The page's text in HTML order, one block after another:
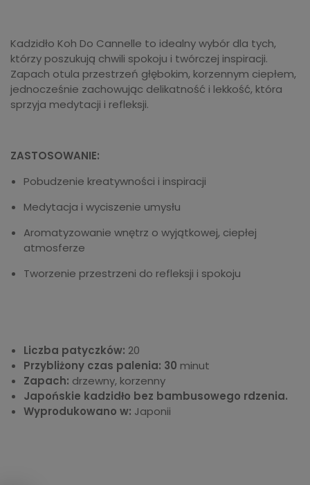
Kadzidło Koh Do Cannelle to idealny wybór dla tych,
którzy poszukują chwili spokoju i twórczej inspiracji.
Zapach otula przestrzeń głębokim, korzennym ciepłem,
jednocześnie zachowując delikatność i lekkość, która
sprzyja medytacji i refleksji.
ZASTOSOWANIE:
Pobudzenie kreatywności i inspiracji
Medytacja i wyciszenie umysłu
Aromatyzowanie wnętrz o wyjątkowej, ciepłej
atmosferze
Tworzenie przestrzeni do refleksji i spokoju
Liczba patyczków: 20
Przybliżony czas palenia: 30 minut
Zapach: drzewny, korzenny
Japońskie kadzidło bez bambusowego rdzenia.
Wyprodukowano w: Japonii